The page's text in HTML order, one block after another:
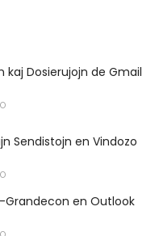
kaj Dosierujojn de Gmail
Sendistojn en Vindozo
Grandecon en Outlook